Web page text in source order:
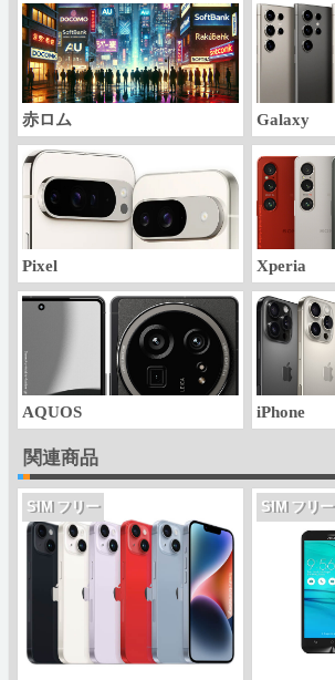
赤ロム Galaxy
Pixel Xperia
AQUOS iPhone
関連商品
SIM フリー SIM フリー